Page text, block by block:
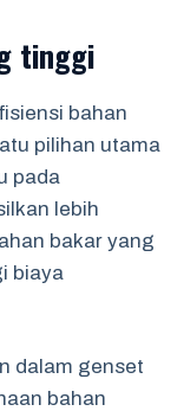
tinggi
bahan
pilihan utama
pada
lebih
bakar yang
biaya
dalam genset
bahan